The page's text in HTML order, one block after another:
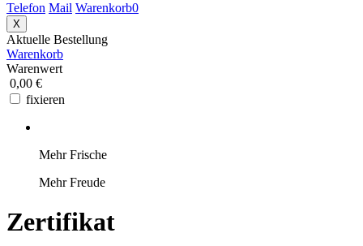
Telefon Mail Warenkorb0
X
Aktuelle Bestellung
Warenkorb
Warenwert
0,00 €
fixieren
Mehr Frische
Mehr Freude
Zertifikat